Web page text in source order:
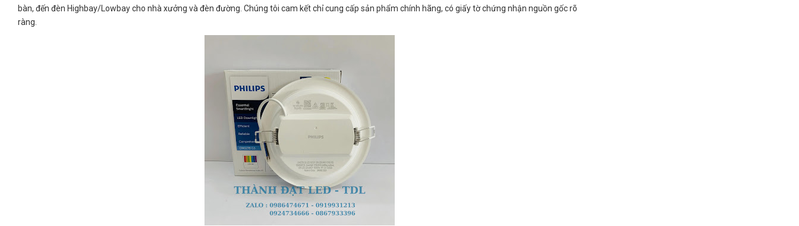
bàn, đến đèn Highbay/Lowbay cho nhà xưởng và đèn đường. Chúng tôi cam kết chỉ cung cấp sản phẩm chính hãng, có giấy tờ chứng nhận nguồn gốc rõ
ràng.